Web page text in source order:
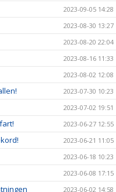
2023-09-05 14:28
2023-08-30 13:27
2023-08-20 22:04
2023-08-16 11:33
2023-08-02 12:08
2023-07-30 10:23
2023-07-02 19:51
2023-06-27 12:55
2023-06-21 11:05
2023-06-18 10:23
2023-06-08 17:15
2023-06-02 14:58